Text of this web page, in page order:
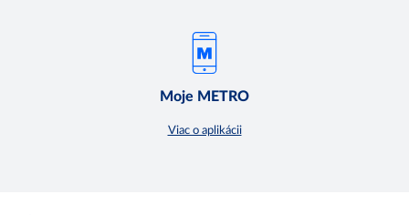
Moje METRO
Viac o aplikácii